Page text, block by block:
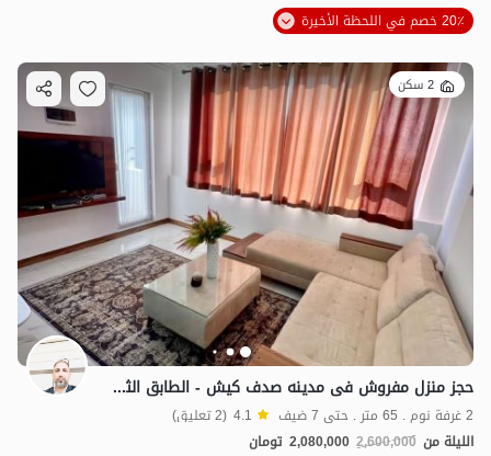
1.92 مليون ت 5
20٪ خصم في اللحظة الأخيرة
2 سكن
حجز منزل مفروش فی مدینه صدف کیش - الطابق الثانی
2 غرفة نوم . 65 متر . حتى 7 ضيف 4.1 (2 تعليق)
الليلة من 2,600,000
2,080,000 تومان